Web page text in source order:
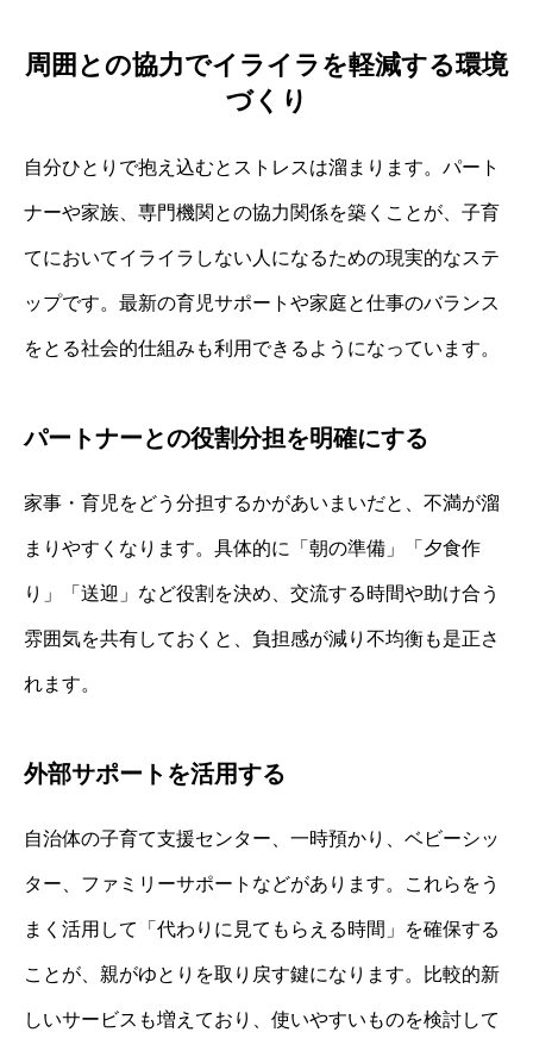
周囲との協力でイライラを軽減する環境
づくり
自分ひとりで抱え込むとストレスは溜まります。パート
ナーや家族、専門機関との協力関係を築くことが、子育
てにおいてイライラしない人になるための現実的なステ
ップです。最新の育児サポートや家庭と仕事のバランス
をとる社会的仕組みも利用できるようになっています。
パートナーとの役割分担を明確にする
家事・育児をどう分担するかがあいまいだと、不満が溜
まりやすくなります。具体的に「朝の準備」「夕食作
り」「送迎」など役割を決め、交流する時間や助け合う
雰囲気を共有しておくと、負担感が減り不均衡も是正さ
れます。
外部サポートを活用する
自治体の子育て支援センター、一時預かり、ベビーシッ
ター、ファミリーサポートなどがあります。これらをう
まく活用して「代わりに見てもらえる時間」を確保する
ことが、親がゆとりを取り戻す鍵になります。比較的新
しいサービスも増えており、使いやすいものを検討して